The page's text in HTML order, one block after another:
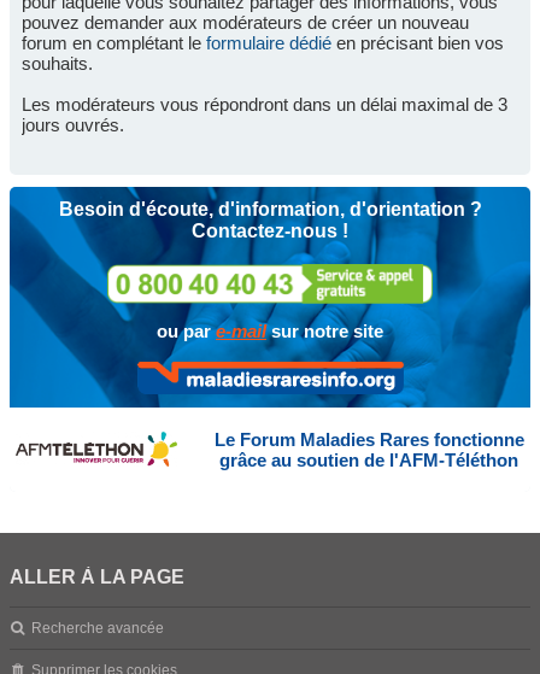
pouvez demander aux modérateurs de créer un nouveau
forum en complétant le formulaire dédié en précisant bien vos
souhaits.
Les modérateurs vous répondront dans un délai maximal de 3
jours ouvrés.
Besoin d'écoute, d'information, d'orientation ?
Contactez-nous !
ou pare-mailsur notre site
Le Forum Maladies Rares fonctionne
grâce au soutien de l'AFM-Téléthon
ALLER À LA PAGE
Recherche avancée
Supprimer les cookies